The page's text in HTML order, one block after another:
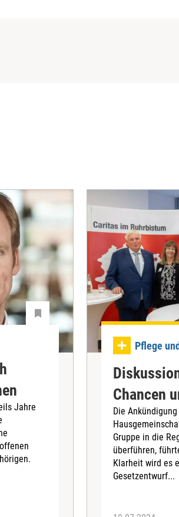
Jahre
Pflege
Chancen
Die
Gruppe in die
überführen,
Klarheit wird es
Gesetzentwurf...